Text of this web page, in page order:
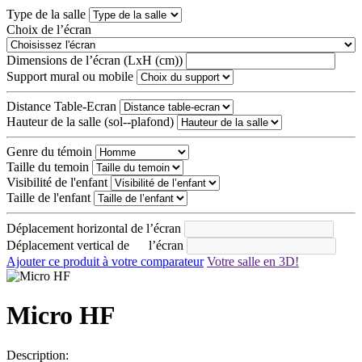
Type de la salle
Choix de l’écran
Dimensions de l’écran (LxH (cm))
Support mural ou mobile
Distance Table-Ecran
Hauteur de la salle (sol--plafond)
Genre du témoin
Taille du temoin
Visibilité de l'enfant
Taille de l'enfant
Déplacement horizontal de l’écran
Déplacement vertical de l’écran
Ajouter ce produit à votre comparateur Votre salle en 3D!
Micro HF
Description: